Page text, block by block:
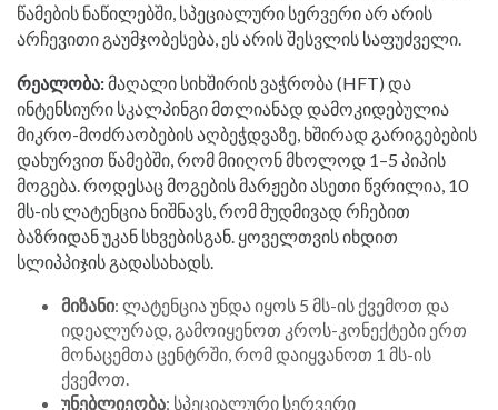
წამების ნაწილებში, სპეციალური სერვერი არ არის
არჩევითი გაუმჯობესება, ეს არის შესვლის საფუძველი.
რეალობა:მაღალი სიხშირის ვაჭრობა (HFT) და
ინტენსიური სკალპინგი მთლიანად დამოკიდებულია
მიკრო-მოძრაობების აღბეჭდვაზე, ხშირად გარიგებების
დახურვით წამებში, რომ მიიღონ მხოლოდ 1–5 პიპის
მოგება. როდესაც მოგების მარჟები ასეთი წვრილია, 10
მს-ის ლატენცია ნიშნავს, რომ მუდმივად რჩებით
ბაზრიდან უკან სხვებისგან. ყოველთვის იხდით
სლიპპიჯის გადასახადს.
მიზანი: ლატენცია უნდა იყოს 5 მს-ის ქვემოთ და
იდეალურად, გამოიყენოთ კროს-კონექტები ერთ
მონაცემთა ცენტრში, რომ დაიყვანოთ 1 მს-ის
ქვემოთ.
უნებლიეობა: სპეციალური სერვერი